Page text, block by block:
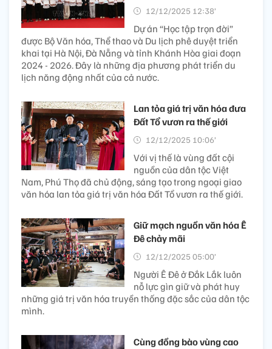
12/12/2025 12:38’
Dự án “Học tập trọn đời”
được Bộ Văn hóa, Thể thao và Du lịch phê duyệt triển
khai tại Hà Nội, Đà Nẵng và tỉnh Khánh Hòa giai đoạn
2024 - 2026. Đây là những địa phương phát triển du
lịch năng động nhất của cả nước.
Lan tỏa giá trị văn hóa đưa
Đất Tổ vươn ra thế giới
12/12/2025 10:06’
Với vị thế là vùng đất cội
nguồn của dân tộc Việt
Nam, Phú Thọ đã chủ động, sáng tạo trong ngoại giao
văn hóa lan tỏa giá trị văn hóa Đất Tổ vươn ra thế giới.
Giữ mạch nguồn văn hóa Ê
Đê chảy mãi
12/12/2025 05:00’
Người Ê Đê ở Đắk Lắk luôn
nỗ lực gìn giữ và phát huy
những giá trị văn hóa truyền thống đặc sắc của dân tộc
mình.
Cùng đồng bào vùng cao